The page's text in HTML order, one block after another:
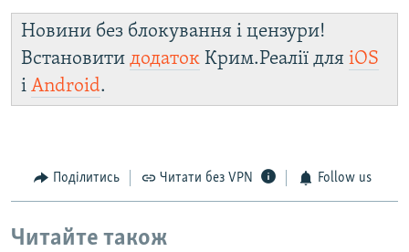
Новини без блокування і цензури!
Встановити додаток Крим.Реалії для iOS
і Android.
Поділитись Читати без VPN Follow us
Читайте також